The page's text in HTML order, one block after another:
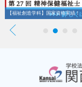
【福祉創造学科】国家資格実績！